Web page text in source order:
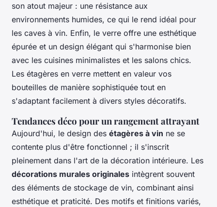
son atout majeur : une résistance aux
environnements humides, ce qui le rend idéal pour
les caves à vin. Enfin, le verre offre une esthétique
épurée et un design élégant qui s'harmonise bien
avec les cuisines minimalistes et les salons chics.
Les étagères en verre mettent en valeur vos
bouteilles de manière sophistiquée tout en
s'adaptant facilement à divers styles décoratifs.
Tendances déco pour un rangement attrayant
Aujourd'hui, le design des étagères à vin ne se
contente plus d'être fonctionnel ; il s'inscrit
pleinement dans l'art de la décoration intérieure. Les
décorations murales originales intègrent souvent
des éléments de stockage de vin, combinant ainsi
esthétique et praticité. Des motifs et finitions variés,